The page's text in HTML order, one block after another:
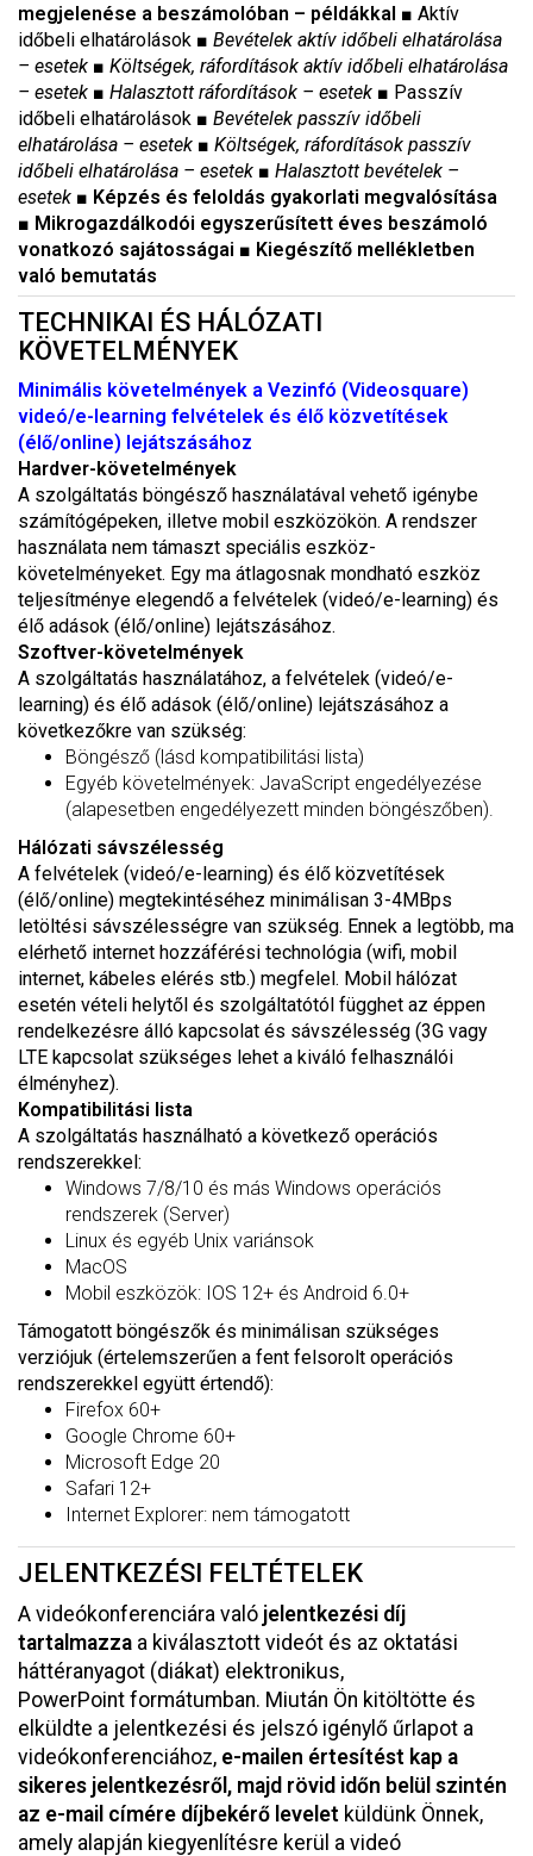
megjelenése a beszámolóban – példákkal ■ Aktív
időbeli elhatárolások ■ Bevételek aktív időbeli elhatárolása
– esetek ■ Költségek, ráfordítások aktív időbeli elhatárolása
– esetek ■ Halasztott ráfordítások – esetek ■ Passzív
időbeli elhatárolások ■ Bevételek passzív időbeli
elhatárolása – esetek ■ Költségek, ráfordítások passzív
időbeli elhatárolása – esetek ■ Halasztott bevételek –
esetek ■ Képzés és feloldás gyakorlati megvalósítása
■ Mikrogazdálkodói egyszerűsített éves beszámoló
vonatkozó sajátosságai ■ Kiegészítő mellékletben
való bemutatás
TECHNIKAI ÉS HÁLÓZATI
KÖVETELMÉNYEK
Minimális követelmények a Vezinfó (Videosquare)
videó/e-learning felvételek és élő közvetítések
(élő/online) lejátszásához
Hardver-követelmények
A szolgáltatás böngésző használatával vehető igénybe
számítógépeken, illetve mobil eszközökön. A rendszer
használata nem támaszt speciális eszköz-
követelményeket. Egy ma átlagosnak mondható eszköz
teljesítménye elegendő a felvételek (videó/e-learning) és
élő adások (élő/online) lejátszásához.
Szoftver-követelmények
A szolgáltatás használatához, a felvételek (videó/e-
learning) és élő adások (élő/online) lejátszásához a
következőkre van szükség:
Böngésző (lásd kompatibilitási lista)
Egyéb követelmények: JavaScript engedélyezése
(alapesetben engedélyezett minden böngészőben).
Hálózati sávszélesség
A felvételek (videó/e-learning) és élő közvetítések
(élő/online) megtekintéséhez minimálisan 3-4MBps
letöltési sávszélességre van szükség. Ennek a legtöbb, ma
elérhető internet hozzáférési technológia (wifi, mobil
internet, kábeles elérés stb.) megfelel. Mobil hálózat
esetén vételi helytől és szolgáltatótól függhet az éppen
rendelkezésre álló kapcsolat és sávszélesség (3G vagy
LTE kapcsolat szükséges lehet a kiváló felhasználói
élményhez).
Kompatibilitási lista
A szolgáltatás használható a következő operációs
rendszerekkel:
Windows 7/8/10 és más Windows operációs
rendszerek (Server)
Linux és egyéb Unix variánsok
MacOS
Mobil eszközök: IOS 12+ és Android 6.0+
Támogatott böngészők és minimálisan szükséges
verziójuk (értelemszerűen a fent felsorolt operációs
rendszerekkel együtt értendő):
Firefox 60+
Google Chrome 60+
Microsoft Edge 20
Safari 12+
Internet Explorer: nem támogatott
JELENTKEZÉSI FELTÉTELEK
A videókonferenciára való jelentkezési díj
tartalmazza a kiválasztott videót és az oktatási
háttéranyagot (diákat) elektronikus,
PowerPoint formátumban. Miután Ön kitöltötte és
elküldte a jelentkezési és jelszó igénylő űrlapot a
videókonferenciához, e-mailen értesítést kap a
sikeres jelentkezésről, majd rövid időn belül szintén
az e-mail címére díjbekérő levelet küldünk Önnek,
amely alapján kiegyenlítésre kerül a videó